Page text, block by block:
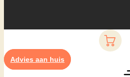
Advies aan huis